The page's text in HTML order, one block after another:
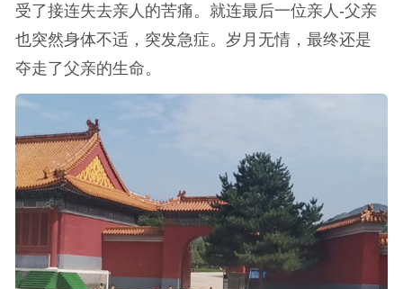
受了接连失去亲人的苦痛。就连最后一位亲人-父亲
也突然身体不适，突发急症。岁月无情，最终还是
夺走了父亲的生命。